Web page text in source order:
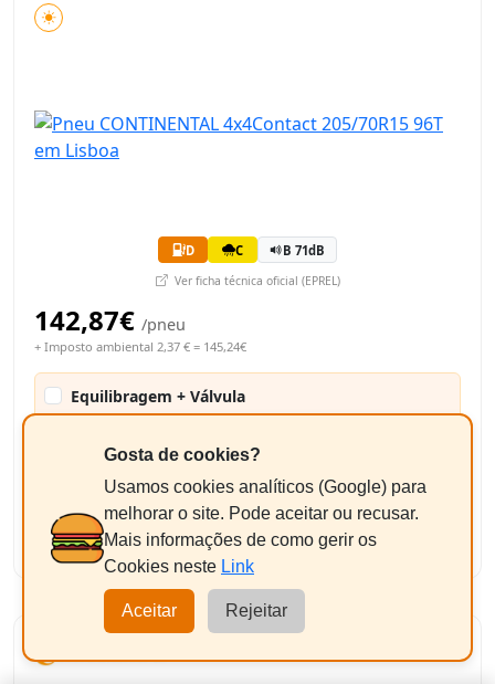
D C B 71dB
Ver ficha técnica oficial (EPREL)
142,87€ /pneu
+ Imposto ambiental 2,37 € = 145,24€
Equilibragem + Válvula
Total Estimado:
290,48€
-
2 + Adicionar
Gosta de cookies?
Usamos cookies analíticos (Google) para
melhorar o site. Pode aceitar ou recusar.
Mais informações de como gerir os
Cookies neste Link
Aceitar Rejeitar